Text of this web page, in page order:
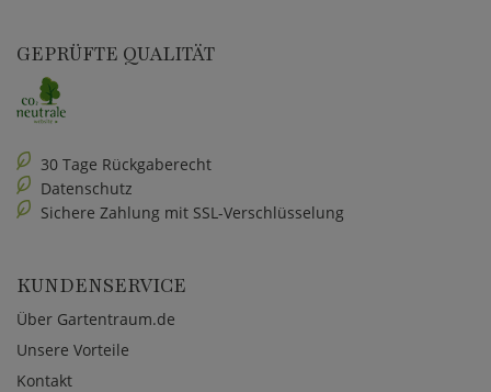
GEPRÜFTE QUALITÄT
30 Tage Rückgaberecht
Datenschutz
Sichere Zahlung mit SSL-Verschlüsselung
KUNDENSERVICE
Über Gartentraum.de
Unsere Vorteile
Kontakt